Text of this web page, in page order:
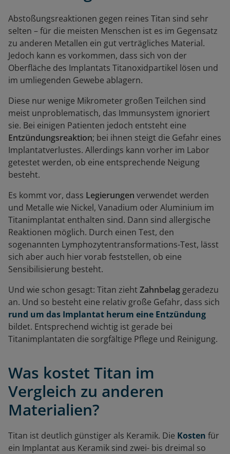
Abstoßungsreaktionen gegen reines Titan sind sehr
selten – für die meisten Menschen ist es im Gegensatz
zu anderen Metallen ein gut verträgliches Material.
Jedoch kann es vorkommen, dass sich von der
Oberfläche des Implantats Titanoxidpartikel lösen und
im umliegenden Gewebe ablagern.
Diese nur wenige Mikrometer großen Teilchen sind
meist unproblematisch, das Immunsystem ignoriert
sie. Bei einigen Patienten jedoch entsteht eine
Entzündungsreaktion; bei ihnen steigt die Gefahr eines
Implantatverlustes. Allerdings kann vorher im Labor
getestet werden, ob eine entsprechende Neigung
besteht.
Es kommt vor, dass Legierungen verwendet werden
und Metalle wie Nickel, Vanadium oder Aluminium im
Titanimplantat enthalten sind. Dann sind allergische
Reaktionen möglich. Durch einen Test, den
sogenannten Lymphozytentransformations-Test, lässt
sich aber auch hier vorab feststellen, ob eine
Sensibilisierung besteht.
Und wie schon gesagt: Titan ziehtZahnbelag geradezu
an. Und so besteht eine relativ große Gefahr, dass sich
rund um das Implantat herum eine Entzündung
bildet. Entsprechend wichtig ist gerade bei
Titanimplantaten die sorgfältige Pflege und Reinigung.
Was kostet Titan im
Vergleich zu anderen
Materialien?
Titan ist deutlich günstiger als Keramik. Die Kosten für
ein Implantat aus Keramik sind zwei- bis dreimal so